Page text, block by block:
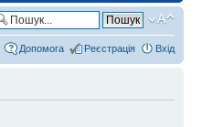
Допомога Реєстрація Вхід